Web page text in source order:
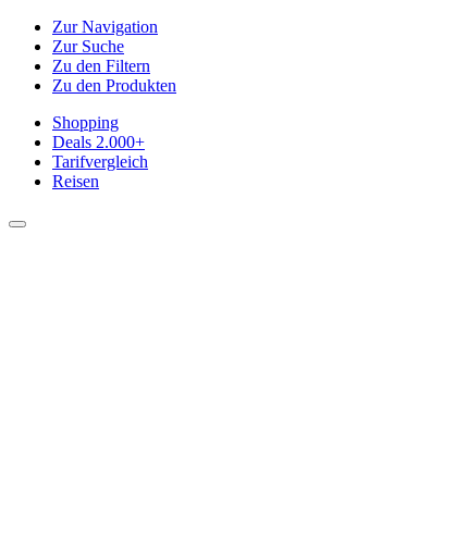
Zur Navigation
Zur Suche
Zu den Filtern
Zu den Produkten
Shopping
Deals 2.000+
Tarifvergleich
Reisen